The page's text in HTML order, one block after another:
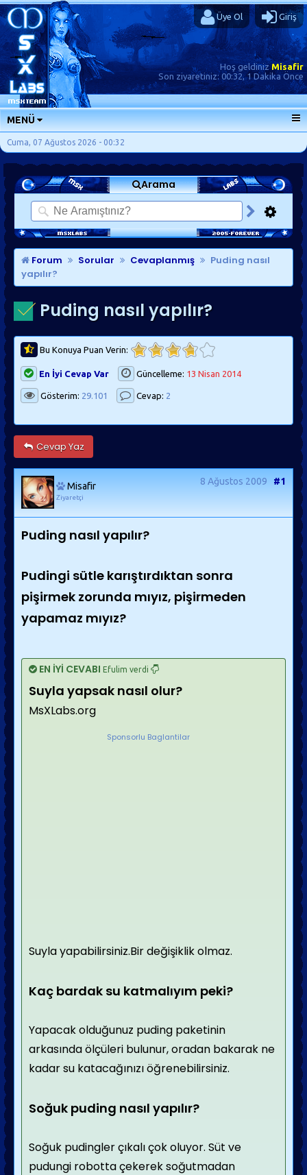
Üye Ol Giriş
Hoş geldinizMisafir
Son ziyaretiniz: 00:32, 1 Dakika Önce
MENÜ
ANA SAYFA
FORUMLAR
SORU-CEVAP
GÜNLÜKLER
SON MESAJLAR
KISAYOLLAR
Cuma, 07 Ağustos 2026 - 00:32
Arama
Forum Sorular Cevaplanmış
Puding nasıl
yapılır?
Puding nasıl yapılır?
Bu Konuya Puan Verin:
En İyi Cevap Var Güncelleme: 13 Nisan 2014
Gösterim: 29.101 Cevap: 2
Cevap Yaz
Misafir
Ziyaretçi
8 Ağustos 2009 #1
Puding nasıl yapılır?
Pudingi sütle karıştırdıktan sonra
pişirmek zorunda mıyız, pişirmeden
yapamaz mıyız?
EN İYİ CEVABI Efulim verdi
Suyla yapsak nasıl olur?
MsXLabs.org
Sponsorlu Baglantilar
Suyla yapabilirsiniz.Bir değişiklik olmaz.
Kaç bardak su katmalıyım peki?
Yapacak olduğunuz puding paketinin
arkasında ölçüleri bulunur, oradan bakarak ne
kadar su katacağınızı öğrenebilirsiniz.
Soğuk puding nasıl yapılır?
Soğuk pudingler çıkalı çok oluyor. Süt ve
pudungi robotta çekerek soğutmadan